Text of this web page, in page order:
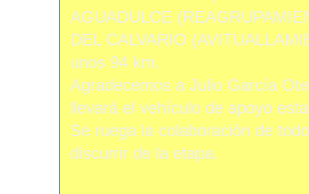
AGUADULCE
DEL CALVARIO
unos 94 km.
Agradecemos a Julio García
llevará el vehículo de apoyo
Se ruega la colaboración de
discurrir de la etapa.